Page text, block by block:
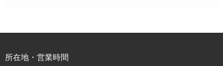
所在地・営業時間